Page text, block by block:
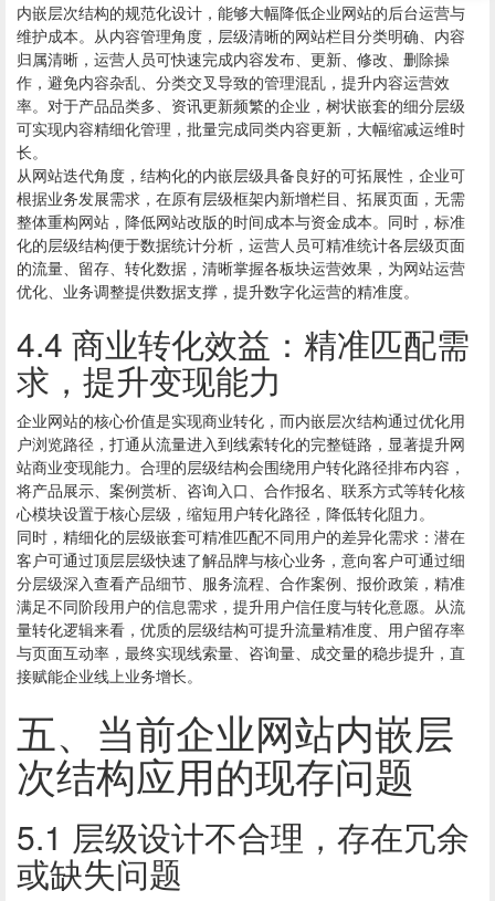
内嵌层次结构的规范化设计，能够大幅降低企业网站的后台运营与
维护成本。从内容管理角度，层级清晰的网站栏目分类明确、内容
归属清晰，运营人员可快速完成内容发布、更新、修改、删除操
作，避免内容杂乱、分类交叉导致的管理混乱，提升内容运营效
率。对于产品品类多、资讯更新频繁的企业，树状嵌套的细分层级
可实现内容精细化管理，批量完成同类内容更新，大幅缩减运维时
长。
从网站迭代角度，结构化的内嵌层级具备良好的可拓展性，企业可
根据业务发展需求，在原有层级框架内新增栏目、拓展页面，无需
整体重构网站，降低网站改版的时间成本与资金成本。同时，标准
化的层级结构便于数据统计分析，运营人员可精准统计各层级页面
的流量、留存、转化数据，清晰掌握各板块运营效果，为网站运营
优化、业务调整提供数据支撑，提升数字化运营的精准度。
4.4 商业转化效益：精准匹配需
求，提升变现能力
企业网站的核心价值是实现商业转化，而内嵌层次结构通过优化用
户浏览路径，打通从流量进入到线索转化的完整链路，显著提升网
站商业变现能力。合理的层级结构会围绕用户转化路径排布内容，
将产品展示、案例赏析、咨询入口、合作报名、联系方式等转化核
心模块设置于核心层级，缩短用户转化路径，降低转化阻力。
同时，精细化的层级嵌套可精准匹配不同用户的差异化需求：潜在
客户可通过顶层层级快速了解品牌与核心业务，意向客户可通过细
分层级深入查看产品细节、服务流程、合作案例、报价政策，精准
满足不同阶段用户的信息需求，提升用户信任度与转化意愿。从流
量转化逻辑来看，优质的层级结构可提升流量精准度、用户留存率
与页面互动率，最终实现线索量、咨询量、成交量的稳步提升，直
接赋能企业线上业务增长。
五、当前企业网站内嵌层
次结构应用的现存问题
5.1 层级设计不合理，存在冗余
或缺失问题